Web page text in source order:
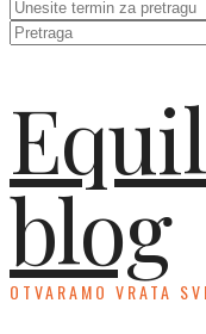
blog
OTVARAMO VRATA